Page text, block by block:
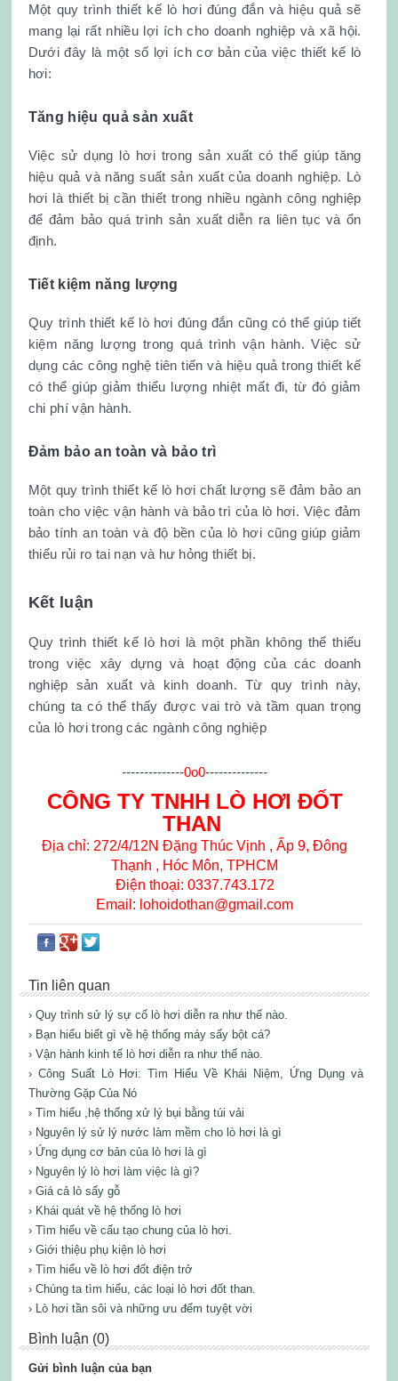
Một quy trình thiết kế lò hơi đúng đắn và hiệu quả sẽ
mang lại rất nhiều lợi ích cho doanh nghiệp và xã hội.
Dưới đây là một số lợi ích cơ bản của việc thiết kế lò
hơi:
Tăng hiệu quả sản xuất
Việc sử dụng lò hơi trong sản xuất có thể giúp tăng
hiệu quả và năng suất sản xuất của doanh nghiệp. Lò
hơi là thiết bị cần thiết trong nhiều ngành công nghiệp
để đảm bảo quá trình sản xuất diễn ra liên tục và ổn
định.
Tiết kiệm năng lượng
Quy trình thiết kế lò hơi đúng đắn cũng có thể giúp tiết
kiệm năng lượng trong quá trình vận hành. Việc sử
dụng các công nghệ tiên tiến và hiệu quả trong thiết kế
có thể giúp giảm thiểu lượng nhiệt mất đi, từ đó giảm
chi phí vận hành.
Đảm bảo an toàn và bảo trì
Một quy trình thiết kế lò hơi chất lượng sẽ đảm bảo an
toàn cho việc vận hành và bảo trì của lò hơi. Việc đảm
bảo tính an toàn và độ bền của lò hơi cũng giúp giảm
thiểu rủi ro tai nạn và hư hỏng thiết bị.
Kết luận
Quy trình thiết kế lò hơi là một phần không thể thiếu
trong việc xây dựng và hoạt động của các doanh
nghiệp sản xuất và kinh doanh. Từ quy trình này,
chúng ta có thể thấy được vai trò và tầm quan trọng
của lò hơi trong các ngành công nghiệp
--------------0o0--------------
CÔNG TY TNHH LÒ HƠI ĐỐT
THAN
Địa chỉ: 272/4/12N Đặng Thúc Vịnh , Ấp 9, Đông
Thạnh , Hóc Môn, TPHCM
Điện thoại: 0337.743.172
Email: lohoidothan@gmail.com
Tin liên quan
› Quy trình sử lý sự cố lò hơi diễn ra như thế nào.
› Bạn hiểu biết gì về hệ thống máy sấy bột cá?
› Vận hành kinh tế lò hơi diễn ra như thế nào.
› Công Suất Lò Hơi: Tìm Hiểu Về Khái Niệm, Ứng Dụng và
Thường Gặp Của Nó
› Tìm hiểu ,hệ thống xử lý bụi bằng túi vải
› Nguyên lý sử lý nước làm mềm cho lò hơi là gì
› Ứng dụng cơ bản của lò hơi là gì
› Nguyên lý lò hơi làm việc là gì?
› Giá cả lò sấy gỗ
› Khái quát về hệ thống lò hơi
› Tìm hiểu về cấu tạo chung của lò hơi.
› Giới thiệu phụ kiện lò hơi
› Tìm hiểu về lò hơi đốt điện trở
› Chúng ta tìm hiểu, các loại lò hơi đốt than.
› Lò hơi tần sôi và những ưu đểm tuyệt vời
Bình luận (0)
Gửi bình luận của bạn